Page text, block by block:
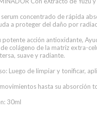
concentrado de rápida
a proteger del daño por
potente acción antioxidante,
colágeno de la matriz extra-
suave y radiante.
Luego de limpiar y tonificar,
hasta su absorción
30ml